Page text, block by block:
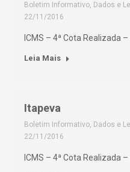
Boletim Informativo, Dados e
22/11/2016
ICMS – 4ª Cota Realizada
Leia Mais
Itapeva
Boletim Informativo, Dados e
22/11/2016
ICMS – 4ª Cota Realizada